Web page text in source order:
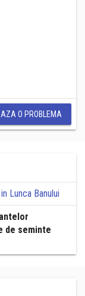
O PROBLEMA
Lunca Banului
de seminte